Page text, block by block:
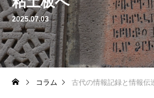
2025.07.03
コラム 古代の情報記録と情報伝